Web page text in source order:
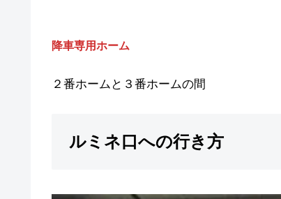
降車専用ホーム
２番ホームと３番ホームの間
ルミネ口への行き方